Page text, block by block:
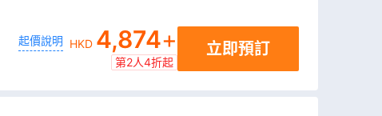
起價說明 HKD 4,874+
第2人4折起
立即預訂